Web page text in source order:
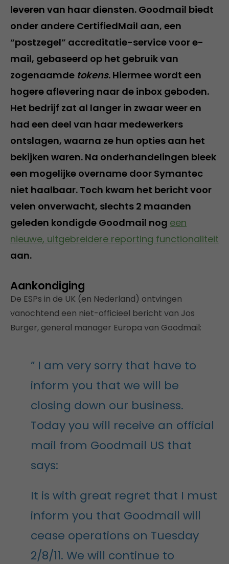
leveren van haar diensten. Goodmail biedt
onder andere CertifiedMail aan, een
“postzegel” accreditatie-service voor e-
mail, gebaseerd op het gebruik van
zogenaamde tokens. Hiermee wordt een
hogere aflevering naar de inbox geboden.
Het bedrijf zat al langer in zwaar weer en
had een deel van haar medewerkers
ontslagen, waarna ze hun opties aan het
bekijken waren. Na onderhandelingen bleek
een mogelijke overname door Symantec
niet haalbaar. Toch kwam het bericht voor
velen onverwacht, slechts 2 maanden
geleden kondigde Goodmail nog een
nieuwe, uitgebreidere reporting functionaliteit
aan.
Aankondiging
De ESPs in de UK (en Nederland) ontvingen
vanochtend een niet-officieel bericht van Jos
Burger, general manager Europa van Goodmail:
” I am very sorry that have to
inform you that we will be
closing down our business.
Today you will receive an official
mail from Goodmail US that
says:
It is with great regret that I must
inform you that Goodmail will
cease operations on Tuesday
2/8/11. We will continue to